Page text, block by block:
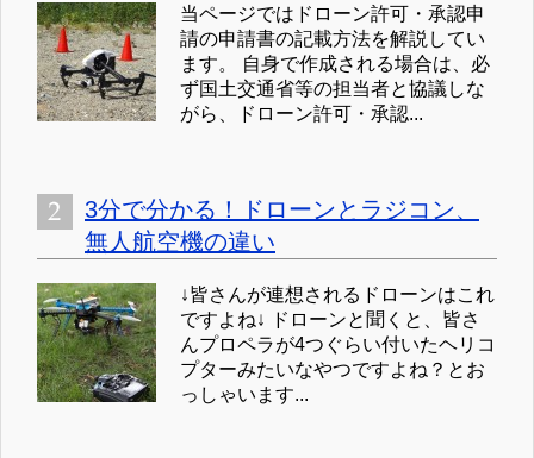
当ページではドローン許可・承認申
請の申請書の記載方法を解説してい
ます。 自身で作成される場合は、必
ず国土交通省等の担当者と協議しな
がら、ドローン許可・承認...
3分で分かる！ドローンとラジコン、
無人航空機の違い
↓皆さんが連想されるドローンはこれ
ですよね↓ ドローンと聞くと、皆さ
んプロペラが4つぐらい付いたヘリコ
プターみたいなやつですよね？とお
っしゃいます...